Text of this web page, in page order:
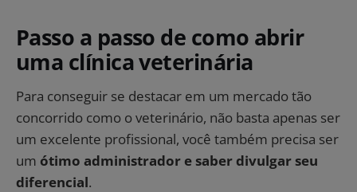
Passo a passo de como abrir
uma clínica veterinária
Para conseguir se destacar em um mercado tão
concorrido como o veterinário, não basta apenas ser
um excelente profissional, você também precisa ser
um ótimo administrador e saber divulgar seu
diferencial.